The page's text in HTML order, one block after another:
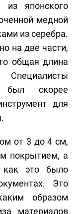
из японского
медной
из серебра.
на две части,
общая длина
был скорее
для
от 3 до 4 см,
покрытием, а
как это было
Это
образом
материалов